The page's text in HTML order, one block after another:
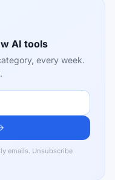
AI tools
every week.
emails. Unsubscribe